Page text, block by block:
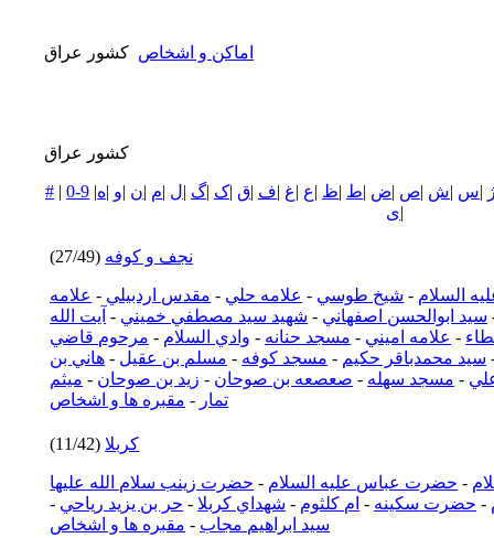
اماکن و اشخاص كشور عراق
كشور عراق
# |0-9 | |س |ش |ص |ض |ط |ظ |ع |غ |ف |ق |ک |گ |ل |م |ن |و |ه
|ی
نجف و كوفه (27/49)
السلام - شيخ طوسي - علامه حلي - مقدس اردبيلي - علامه
سيد ابوالحسن اصفهاني - شهيد سيد مصطفي خميني - آيت الله
- علامه اميني - مسجد حنانه - وادي السلام - مرحوم قاضي
سيد محمدباقر حكيم - مسجد كوفه - مسلم بن عقيل - هاني بن
- مسجد سهله - صعصعه بن صوحان - زيد بن صوحان - ميثم
تمار - مقبره ها و اشخاص
كربلا (11/42)
- حضرت عباس عليه السلام - حضرت زينب سلام الله عليها
- حضرت سكينه - ام كلثوم - شهداي كربلا- حر بن يزيد رياحي -
سيد ابراهيم مجاب - مقبره ها و اشخاص